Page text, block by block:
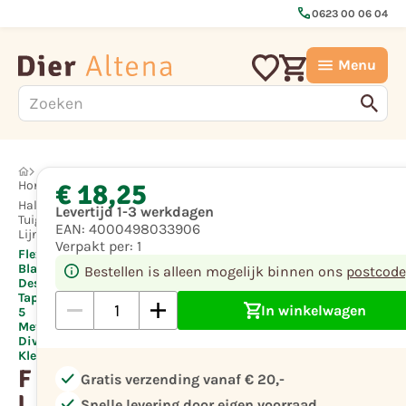
call0623 00 06 04
Menu
Hond
Halsbanden,
Tuigen en
Lijnen
Flexi
Black
Design
Tape S
5
Meter,
Div
Kleuren
F
€ 18,25
Levertijd 1-3 werkdagen
EAN: 4000498033906
Verpakt per: 1
Bestellen is alleen mogelijk binnen ons
In winkelwagen
check Gratis verzending vanaf € 20,-